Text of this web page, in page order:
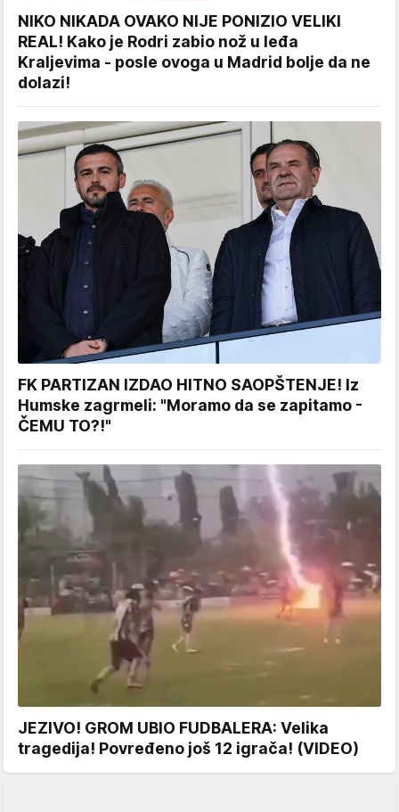
NIKO NIKADA OVAKO NIJE PONIZIO VELIKI
REAL! Kako je Rodri zabio nož u leđa
Kraljevima - posle ovoga u Madrid bolje da ne
dolazi!
FK PARTIZAN IZDAO HITNO SAOPŠTENJE! Iz
Humske zagrmeli: "Moramo da se zapitamo -
ČEMU TO?!"
JEZIVO! GROM UBIO FUDBALERA: Velika
tragedija! Povređeno još 12 igrača! (VIDEO)